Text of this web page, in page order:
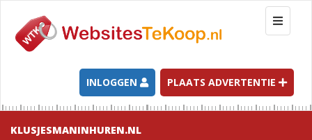
T
o
g
l
e
n
INLOGGEN PLAATS ADVERTENTIE
KLUSJESMANINHUREN.NL